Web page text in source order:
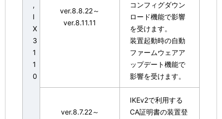
,
I
X
3
1
1
0
ver.8.8.22～
ver.8.11.11
コンフィグダウン
ロード機能で影響
を受けます。
装置起動時の自動
ファームウェアア
ップデート機能で
影響を受けます。
ver.8.7.22～
IKEv2で利用する
CA証明書の装置登